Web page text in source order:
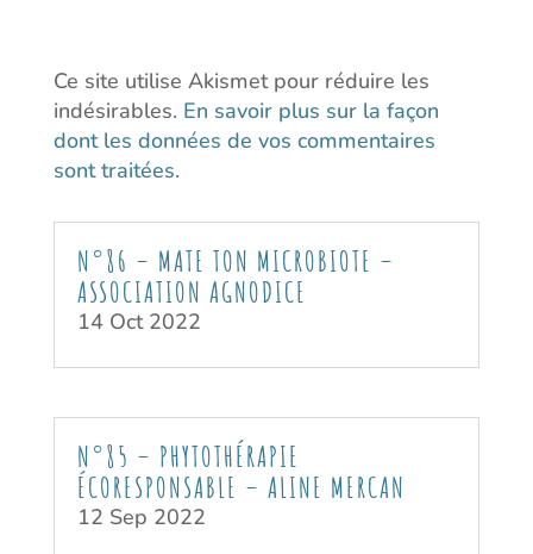
Ce site utilise Akismet pour réduire les
indésirables. En savoir plus sur la façon
dont les données de vos commentaires
sont traitées.
N°86 – MATE TON MICROBIOTE –
ASSOCIATION AGNODICE
14 Oct 2022
N°85 – PHYTOTHÉRAPIE
ÉCORESPONSABLE – ALINE MERCAN
12 Sep 2022